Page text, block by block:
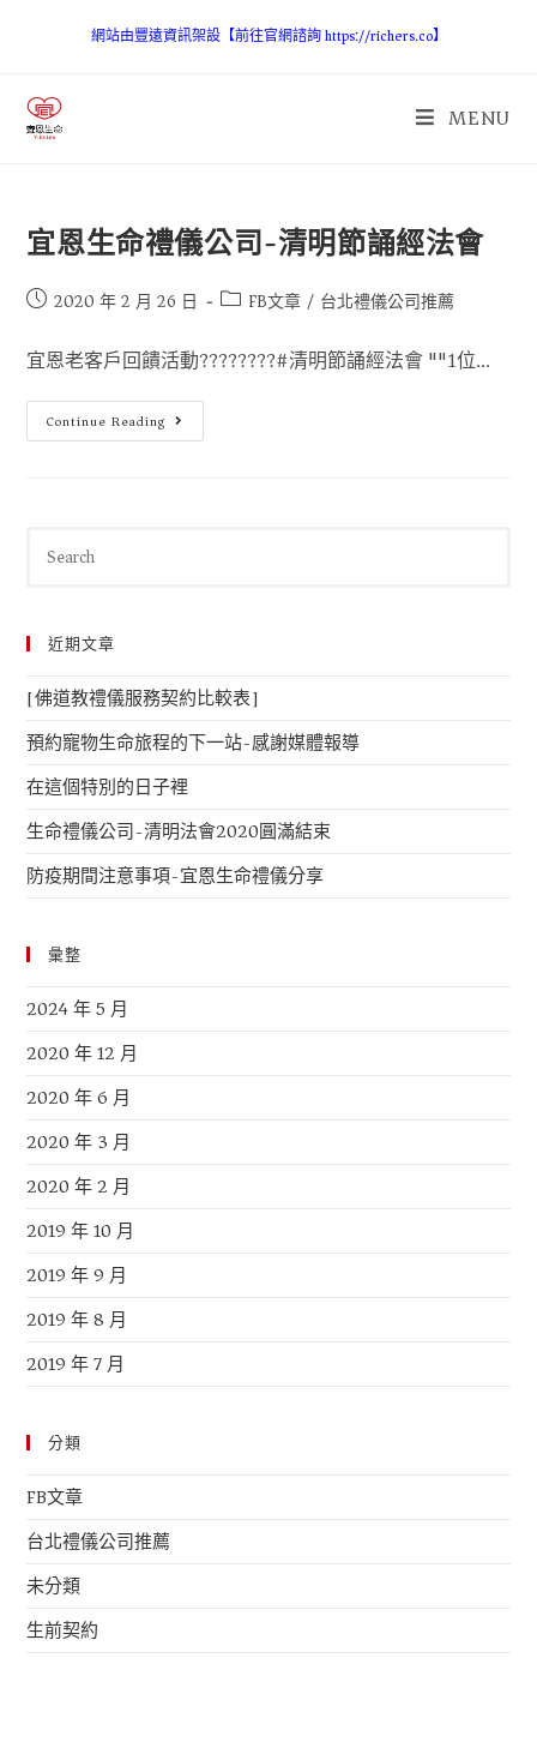
網站由豐遠資訊架設【前往官網諮詢 https://richers.co】
MENU
宜恩生命禮儀公司-清明節誦經法會
2020 年 2 月 26 日 FB文章 / 台北禮儀公司推薦
宜恩老客戶回饋活動????????#清明節誦經法會 ""1位...
Continue Reading
近期文章
[佛道教禮儀服務契約比較表]
預約寵物生命旅程的下一站-感謝媒體報導
在這個特別的日子裡
生命禮儀公司-清明法會2020圓滿結束
防疫期間注意事項-宜恩生命禮儀分享
彙整
2024 年 5 月
2020 年 12 月
2020 年 6 月
2020 年 3 月
2020 年 2 月
2019 年 10 月
2019 年 9 月
2019 年 8 月
2019 年 7 月
分類
FB文章
台北禮儀公司推薦
未分類
生前契約